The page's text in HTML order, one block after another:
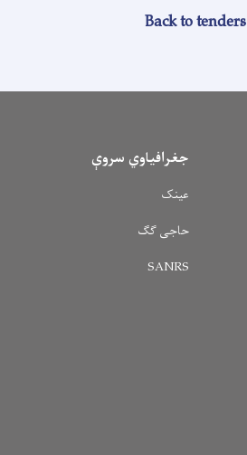
Back to tenders
جغرافیاوي سروې
عینک
حاجی ګګ
SANRS